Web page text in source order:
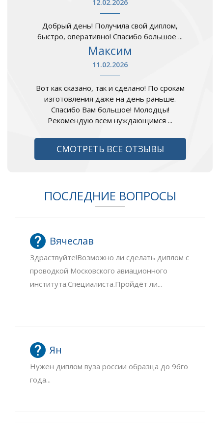
12.02.2026
Добрый день! Получила свой диплом,
быстро, оперативно! Спасибо большое ...
Максим
11.02.2026
Вот как сказано, так и сделано! По срокам
изготовления даже на день раньше.
Спасибо Вам большое! Молодцы!
Рекомендую всем нуждающимся ...
СМОТРЕТЬ ВСЕ ОТЗЫВЫ
ПОСЛЕДНИЕ ВОПРОСЫ
Вячеслав
Здраствуйте!Возможно ли сделать диплом с
проводкой Московского авиационного
института.Специалиста.Пройдёт ли...
Ян
Нужен диплом вуза россии образца до 96го
года...